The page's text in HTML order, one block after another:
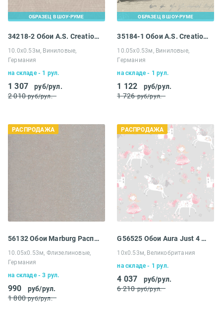
ОБРАЗЕЦ В ШОУ-РУМЕ
34218-2 Обои A.S. Creation Распродажа
10.0х0.53м, Виниловые,
Германия
на складе - 1 рул.
1 307
руб/рул.
2 010 руб/рул.
ОБРАЗЕЦ В ШОУ-РУМЕ
35184-1 Обои A.S. Creation Распродажа
10.05х0.53м, Виниловые,
Германия
на складе - 1 рул.
1 122
руб/рул.
1 726 руб/рул.
РАСПРОДАЖА
56132 Обои Marburg Распродажа
10.05х0.53м, Флизелиновые,
Германия
на складе - 3 рул.
990
руб/рул.
1 800 руб/рул.
РАСПРОДАЖА
G56525 Обои Aura Just 4 Kids 2
10х0.53м, Великобритания
на складе - 1 рул.
4 037
руб/рул.
6 210 руб/рул.